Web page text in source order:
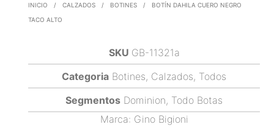
INICIO / CALZADOS / BOTINES /
BOTÍN DAHILA CUERO NEGRO
TACO ALTO
SKU GB-11321a
Categoria Botines, Calzados, Todos
Segmentos Dominion, Todo Botas
Marca: Gino Bigioni